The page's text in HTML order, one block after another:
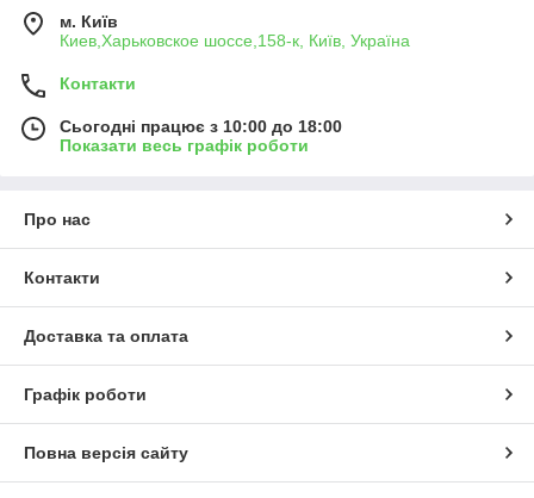
м. Київ
Киев,Харьковское шоссе,158-к, Київ, Україна
Контакти
Сьогодні працює з 10:00 до 18:00
Показати весь графік роботи
Про нас
Контакти
Доставка та оплата
Графік роботи
Повна версія сайту